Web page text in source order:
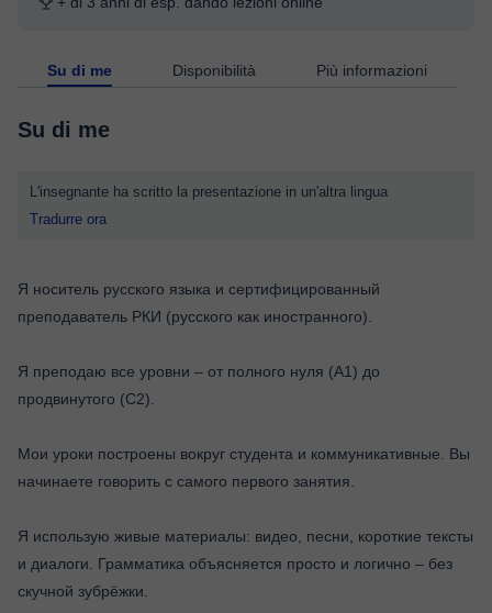
Su di me Disponibilità Più informazioni
Su di me
L'insegnante ha scritto la presentazione in un'altra lingua
Tradurre ora
Я носитель русского языка и сертифицированный
преподаватель РКИ (русского как иностранного).
Я преподаю все уровни – от полного нуля (A1) до
продвинутого (C2).
Мои уроки построены вокруг студента и коммуникативные. Вы
начинаете говорить с самого первого занятия.
Я использую живые материалы: видео, песни, короткие тексты
и диалоги. Грамматика объясняется просто и логично – без
скучной зубрёжки.